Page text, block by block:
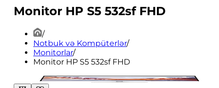
Monitor HP S5 532sf FHD
/
Notbuk və Kompüterlər/
Monitorlar/
Monitor HP S5 532sf FHD